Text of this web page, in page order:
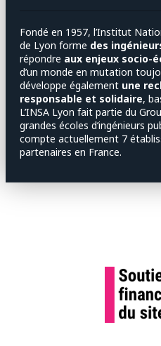
Fondé en 1957, l’Institut
de Lyon forme des
répondre aux enjeux socio-
d’un monde en mutation
développe également une
responsable et solidaire,
L’INSA Lyon fait partie du
grandes écoles d’ingénieurs
compte actuellement 7
partenaires en France.